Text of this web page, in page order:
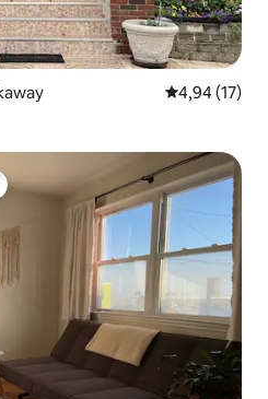
Évaluation
4,94 (17)